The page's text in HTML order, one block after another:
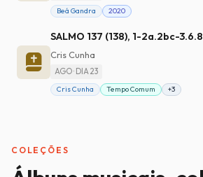
Beá Gandra 2020
Cris Cunha
AGO · DIA 23
Cris Cunha Tempo Comum +3
COLEÇÕES